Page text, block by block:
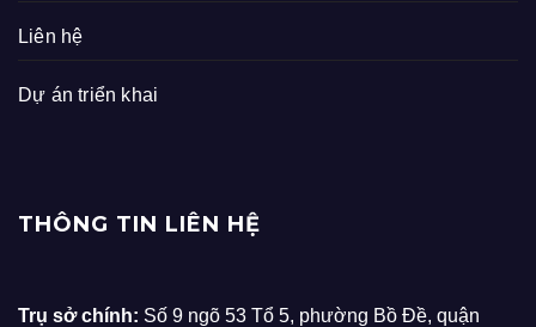
Liên hệ
Dự án triển khai
THÔNG TIN LIÊN HỆ
Trụ sở chính: Số 9 ngõ 53 Tổ 5, phường Bồ Đề, quận